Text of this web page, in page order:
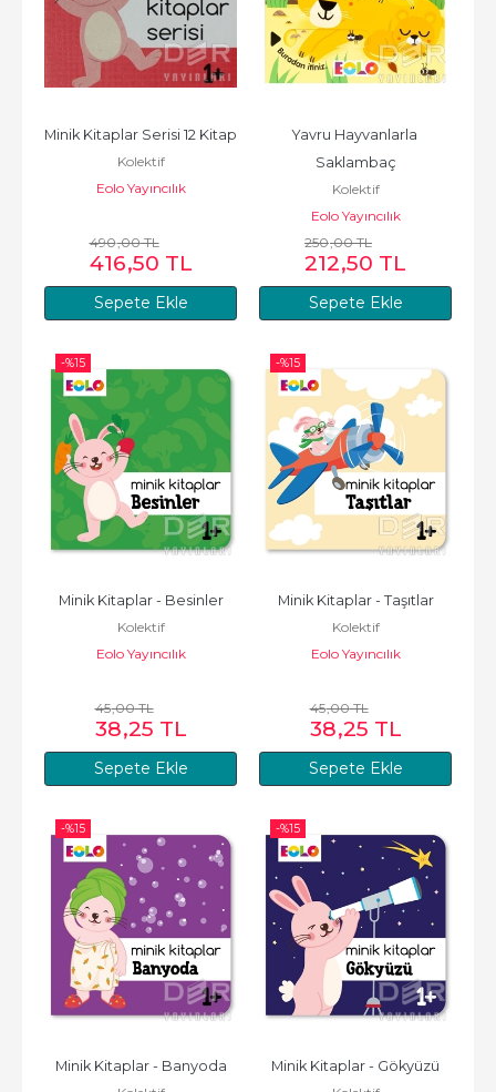
Sepete Ekle
Minik Kitaplar Serisi 12 Kitap
Kolektif
Eolo Yayıncılık
490,00TL
416,50 TL
Sepete Ekle
Yavru Hayvanlarla
Saklambaç
Kolektif
Eolo Yayıncılık
250,00TL
212,50 TL
-%15
Sepete Ekle
Minik Kitaplar - Besinler
Kolektif
Eolo Yayıncılık
45,00TL
38,25 TL
-%15
Sepete Ekle
Minik Kitaplar - Taşıtlar
Kolektif
Eolo Yayıncılık
45,00TL
38,25 TL
-%15
Minik Kitaplar - Banyoda
-%15
Minik Kitaplar - Gökyüzü